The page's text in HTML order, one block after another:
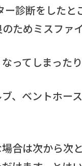
診断をしたと
ためミスファ
ってしまった
、ベントホー
合は次から次